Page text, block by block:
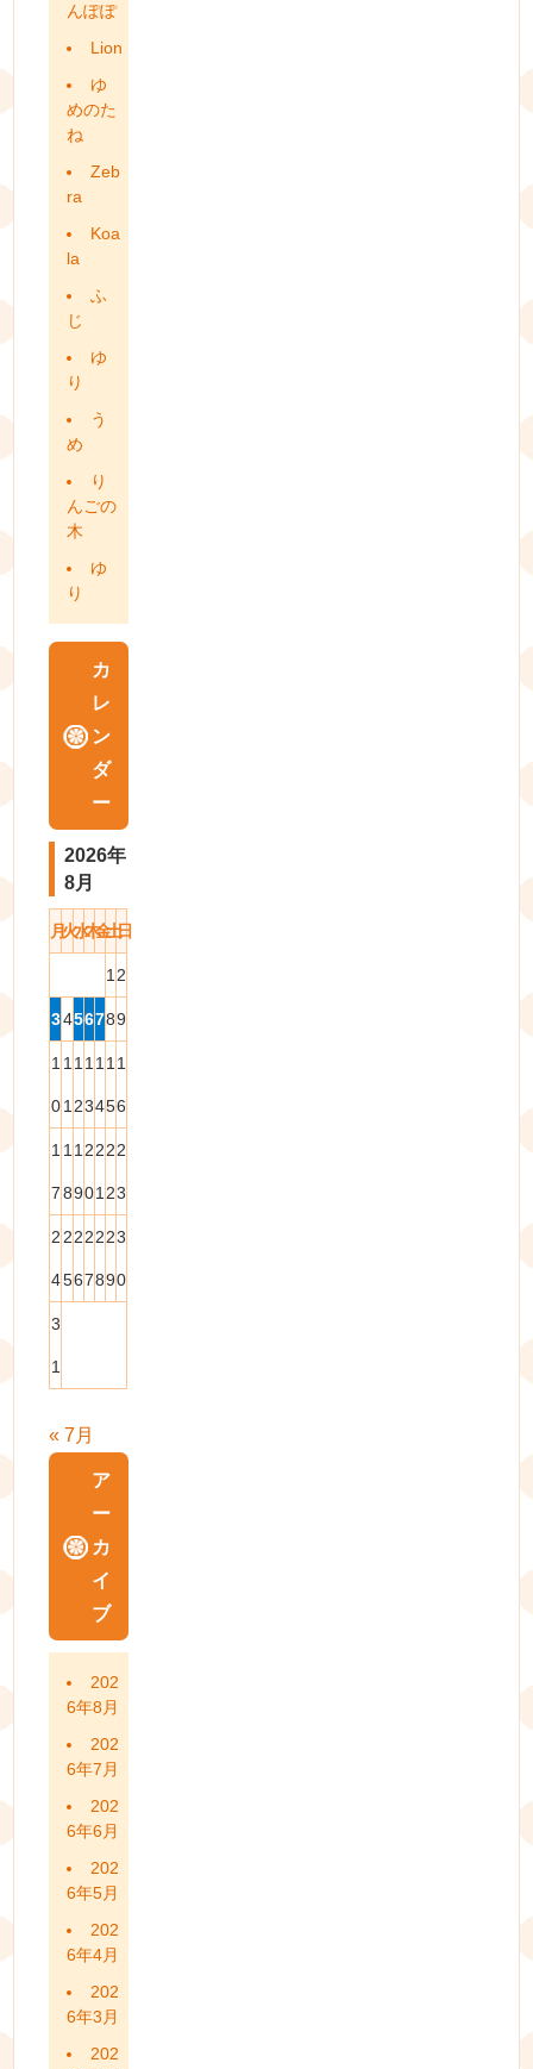
んぽぽ
Lion
ゆ
めのた
ね
Zeb
ra
Koa
la
ふ
じ
ゆ
り
う
め
り
んごの
木
ゆ
り
カ
レ
ン
ダ
ー
2026年
8月
月火水木金土日
1 2
3456789
1
0
1
1
1
2
1
3
1
4
1
5
1
6
1
7
1
8
1
9
2
0
2
1
2
2
2
3
2
4
2
5
2
6
2
7
2
8
2
9
3
0
3
1
« 7月
ア
ー
カ
イ
ブ
202
6年8月
202
6年7月
202
6年6月
202
6年5月
202
6年4月
202
6年3月
202